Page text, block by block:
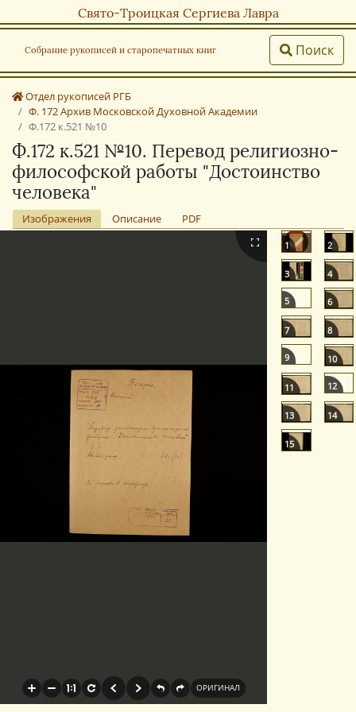
Свято-Троицкая Сергиева Лавра
Собрание рукописей и старопечатных книг Поиск
Отдел рукописей РГБ
Ф. 172 Архив Московской Духовной Академии
Ф.172 к.521 №10
Ф.172 к.521 №10. Перевод религиозно-
философской работы "Достоинство
человека"
Изображения Описание PDF
1 2
3 4
5 6
7 8
9 10
11 12
13 14
15